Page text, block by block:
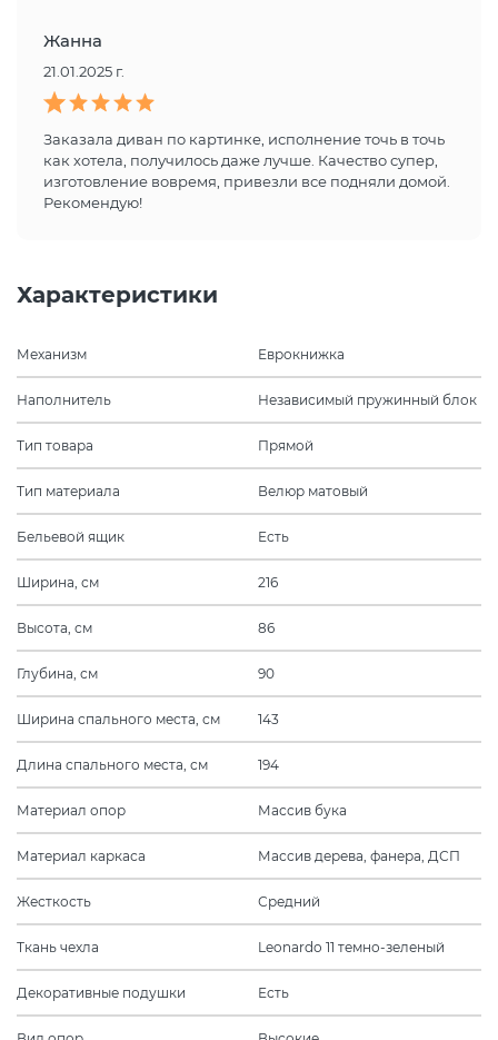
Жанна
21.01.2025 г.
Заказала диван по картинке, исполнение точь в точь
как хотела, получилось даже лучше. Качество супер,
изготовление вовремя, привезли все подняли домой.
Рекомендую!
Характеристики
Механизм Еврокнижка
Наполнитель Независимый пружинный блок
Тип товара Прямой
Тип материала Велюр матовый
Бельевой ящик Есть
Ширина, см 216
Высота, см 86
Глубина, см 90
Ширина спального места, см 143
Длина спального места, см 194
Материал опор Массив бука
Материал каркаса Массив дерева, фанера, ДСП
Жесткость Средний
Ткань чехла Leonardo 11 темно-зеленый
Декоративные подушки Есть